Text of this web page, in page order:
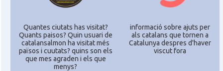
Quantes ciutats has visitat?
Quants paisos? Quin usuari de
catalansalmon ha visitat més
països i cuutats? quins son els
que mes agraden i els que
menys?
informació sobre ajuts per
als catalans que tornen a
Catalunya despres d'haver
viscut fora